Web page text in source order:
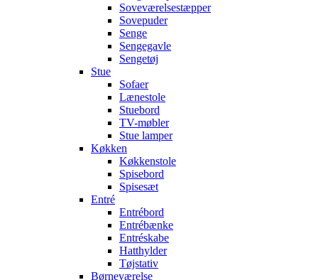
Soveværelsestæpper
Sovepuder
Senge
Sengegavle
Sengetøj
Stue
Sofaer
Lænestole
Stuebord
TV-møbler
Stue lamper
Køkken
Køkkenstole
Spisebord
Spisesæt
Entré
Entrébord
Entrébænke
Entréskabe
Hatthylder
Tøjstativ
Børneværelse